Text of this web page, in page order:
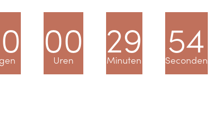
00
Uren 29
Minuten 53
Seconden